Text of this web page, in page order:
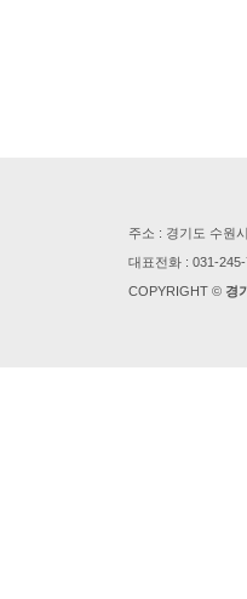
주소 : 경기도 수원
대표전화 : 031-
COPYRIGHT © 경